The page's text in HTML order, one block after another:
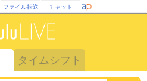
ファイル転送 チャット
タイムシフト